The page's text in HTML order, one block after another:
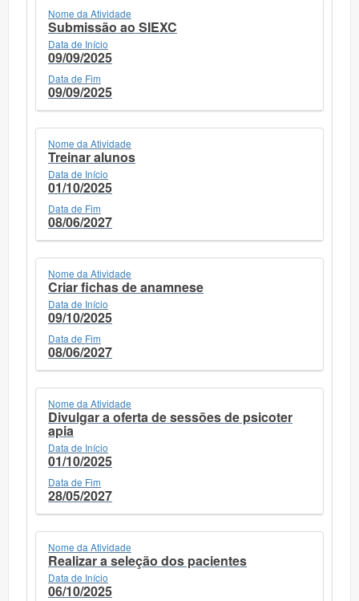
Nome da Atividade
Submissão ao SIEXC
Data de Início
09/09/2025
Data de Fim
09/09/2025
Nome da Atividade
Treinar alunos
Data de Início
01/10/2025
Data de Fim
08/06/2027
Nome da Atividade
Criar fichas de anamnese
Data de Início
09/10/2025
Data de Fim
08/06/2027
Nome da Atividade
Divulgar a oferta de sessões de psicoter
apia
Data de Início
01/10/2025
Data de Fim
28/05/2027
Nome da Atividade
Realizar a seleção dos pacientes
Data de Início
06/10/2025